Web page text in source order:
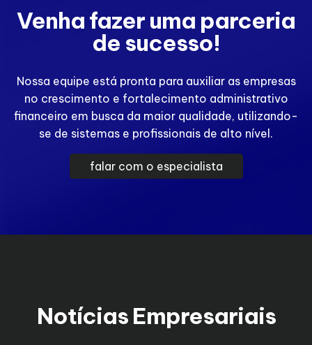
Venha fazer uma parceria
de sucesso!
Nossa equipe está pronta para auxiliar as empresas
no crescimento e fortalecimento administrativo
financeiro em busca da maior qualidade, utilizando-
se de sistemas e profissionais de alto nível.
falar com o especialista
Notícias Empresariais